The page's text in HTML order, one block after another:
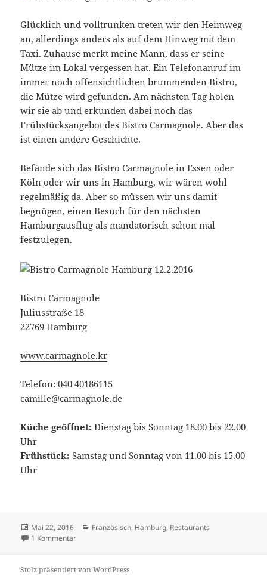
Glücklich und volltrunken treten wir den Heimweg
an, allerdings anders als auf dem Hinweg mit dem
Taxi. Zuhause merkt meine Mann, dass er seine
Mütze im Lokal vergessen hat. Ein Telefonanruf im
immer noch offensichtlichen brummenden Bistro,
die Mütze wird gefunden. Am nächsten Tag holen
wir sie ab und erkunden dabei noch das
Frühstücksangebot des Bistro Carmagnole. Aber das
ist einen andere Geschichte.
Befände sich das Bistro Carmagnole in Essen oder
Köln oder wir uns in Hamburg, wir wären wohl
regelmäßig da. Aber so müssen wir uns damit
begnügen, einen Besuch für den nächsten
Hamburgausflug als mandatorisch schon mal
festzulegen.
Bistro Carmagnole
Juliusstraße 18
22769 Hamburg
www.carmagnole.kr
Telefon: 040 40186115
camille@carmagnole.de
Küche geöffnet:Dienstag bis Sonntag 18.00 bis 22.00
Uhr
Frühstück:Samstag und Sonntag von 11.00 bis 15.00
Uhr
Veröffentlicht
am
Mai 22, 2016 Kategorien
Französisch, Hamburg, Restaurants
1 Kommentarzu Bistro Carmagnole in Hamburg
Stolz präsentiert von WordPress